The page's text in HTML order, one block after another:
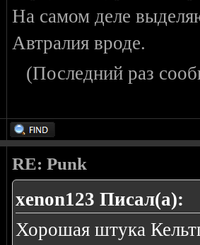
На самом деле
Автралия вроде.
(Последний раз
RE: Punk
xenon123 Писал(а):
Хорошая штука